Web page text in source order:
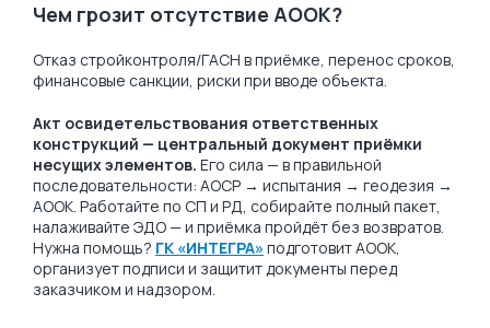
Чем грозит отсутствие АООК?
Отказ стройконтроля/ГАСН в приёмке, перенос сроков,
финансовые санкции, риски при вводе объекта.
Акт освидетельствования ответственных
конструкций — центральный документ приёмки
несущих элементов. Его сила — в правильной
последовательности: АОСР → испытания → геодезия →
АООК. Работайте по СП и РД, собирайте полный пакет,
налаживайте ЭДО — и приёмка пройдёт без возвратов.
Нужна помощь? ГК «ИНТЕГРА» подготовит АООК,
организует подписи и защитит документы перед
заказчиком и надзором.